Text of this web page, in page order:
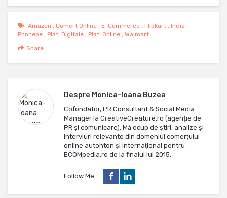
Amazon , Comert Online , E-Commerce , Flipkart , India ,
Phonepe , Plati Digitale , Plati Online , Walmart
Share
Despre Monica-Ioana Buzea
Cofondator, PR Consultant & Social Media
Manager la CreativeCreature.ro (agenție de
PR și comunicare). Mă ocup de ştiri, analize și
interviuri relevante din domeniul comerţului
online autohton şi internaţional pentru
ECOMpedia.ro de la finalul lui 2015.
Follow Me